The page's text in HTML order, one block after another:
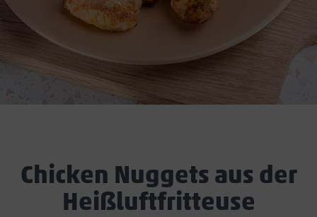
Chicken Nuggets aus der
Heißluftfritteuse